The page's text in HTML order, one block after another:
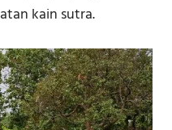
kain sutra.